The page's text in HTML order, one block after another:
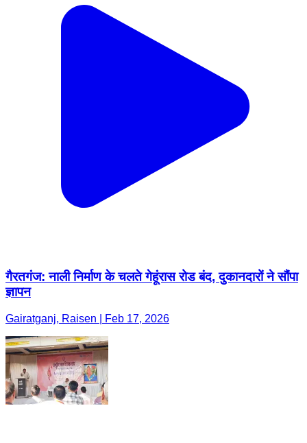
गैरतगंज: नाली निर्माण के चलते गेहूंरास रोड बंद, दुकानदारों ने सौंपा
ज्ञापन
Gairatganj, Raisen | Feb 17, 2026